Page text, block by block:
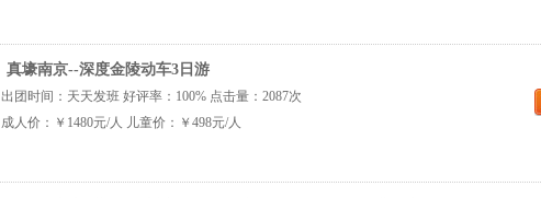
真壕南京--深度金陵动车3日游
出团时间：天天发班 好评率：100% 点击量：2087次
成人价：￥1480元/人 儿童价：￥498元/人